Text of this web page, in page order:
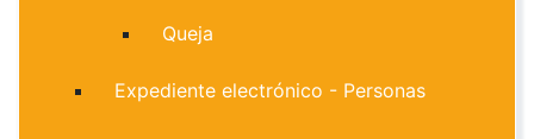
Queja
Expediente electrónico - Personas